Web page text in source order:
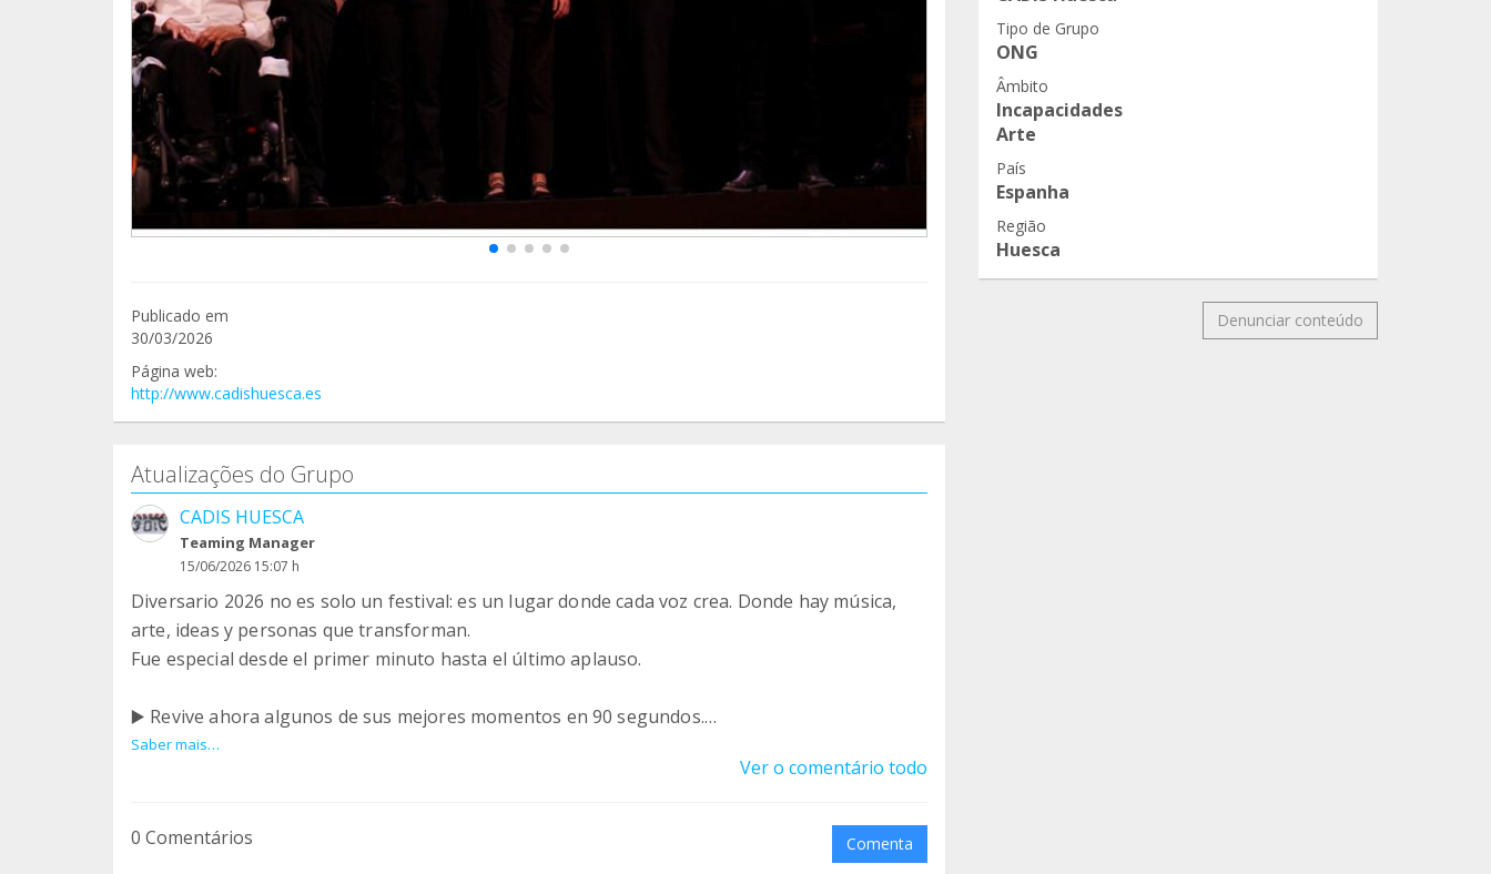
Publicado em
30/03/2026
Página web:
http://www.cadishuesca.es
Atualizações do Grupo
CADIS HUESCA
Teaming Manager
15/06/2026 15:07 h
Diversario 2026 no es solo un festival: es un lugar donde cada voz crea. Donde hay música,
arte, ideas y personas que transforman.
Fue especial desde el primer minuto hasta el último aplauso.
▶️ Revive ahora algunos de sus mejores momentos en 90 segundos.
Descubre la experiencia completa en nuestro canal de YouTube @festivaldiversario
Saber mais…
Ver o comentário todo
0 Comentários Comenta
Tipo de Grupo
ONG
Âmbito
Incapacidades
Arte
País
Espanha
Região
Huesca
Denunciar conteúdo